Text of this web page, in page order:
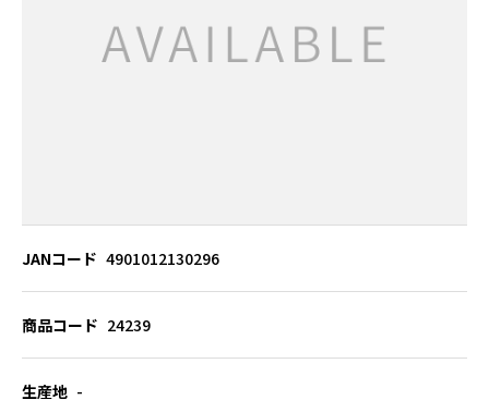
JANコード 4901012130296
商品コード 24239
生産地 -